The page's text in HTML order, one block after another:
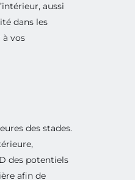
aussi
dans les
vos
des stades.
des potentiels
afin de